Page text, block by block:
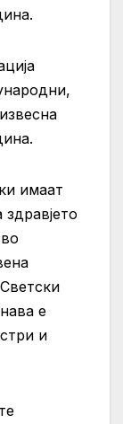
имаат
е
и